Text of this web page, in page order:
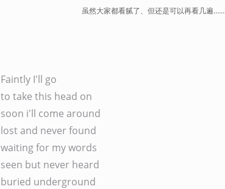
虽然大家都看腻了、但还是可以再看几遍……
Faintly I'll go
to take this head on
soon i'll come around
lost and never found
waiting for my words
seen but never heard
buried underground